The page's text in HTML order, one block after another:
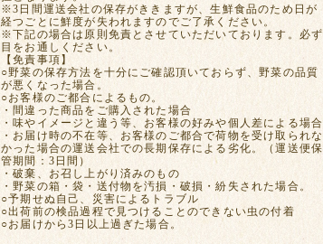
※3日間運送会社の保存がききますが、生鮮食品のため日が
経つごとに鮮度が失われますのでご了承ください。
※下記の場合は原則免責とさせていただいております。必ず
目をお通しください。
【免責事項】
○野菜の保存方法を十分にご確認頂いておらず、野菜の品質
が悪くなった場合。
○お客様のご都合によるもの。
・間違った商品をご購入された場合
・味やイメージと違う等、お客様の好みや個人差による場合
・お届け時の不在等、お客様のご都合で荷物を受け取られな
かった場合の運送会社での長期保存による劣化。（運送便保
管期間：3日間）
・破棄、お召し上がり済みのもの
・野菜の箱・袋・送付物を汚損・破損・紛失された場合。
○予期せぬ自己、災害によるトラブル
○出荷前の検品過程で見つけることのできない虫の付着
○お届けから3日以上過ぎた場合。